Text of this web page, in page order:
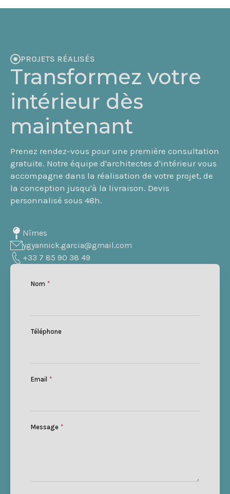
PROJETS RÉALISÉS
Transformez votre
intérieur dès
maintenant
Prenez rendez-vous pour une première consultation
gratuite. Notre équipe d'architectes d'intérieur vous
accompagne dans la réalisation de votre projet, de
la conception jusqu'à la livraison. Devis
personnalisé sous 48h.
Nîmes
ygyannick.garcia@gmail.com
+33 7 85 90 38 49
Nom *
Téléphone
Email *
Message *